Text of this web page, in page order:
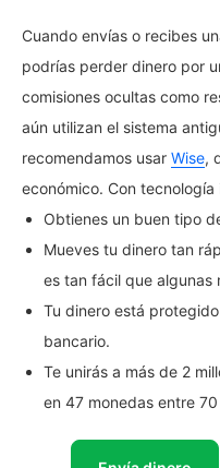
Cuando envías o recibes
podrías perder dinero por
comisiones ocultas como
aún utilizan el sistema
recomendamos usar Wise,
económico. Con tecnología
Obtienes un buen tipo
Mueves tu dinero tan
es tan fácil que algunas
Tu dinero está
bancario.
Te unirás a más de 2
en 47 monedas entre